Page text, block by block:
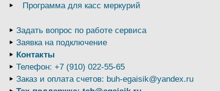
Программа для касс меркурий
Задать вопрос по работе сервиса
Заявка на подключение
Контакты
Телефон: +7 (910) 022-55-65
Заказ и оплата счетов: buh-egaisik@yandex.ru